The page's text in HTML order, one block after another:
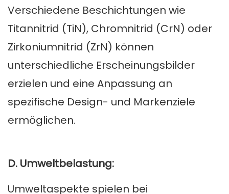
Verschiedene Beschichtungen wie
Titannitrid (TiN), Chromnitrid (CrN) oder
Zirkoniumnitrid (ZrN) können
unterschiedliche Erscheinungsbilder
erzielen und eine Anpassung an
spezifische Design- und Markenziele
ermöglichen.
D. Umweltbelastung:
Umweltaspekte spielen bei